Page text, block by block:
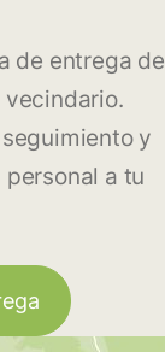
de entrega de
vecindario.
y
a tu